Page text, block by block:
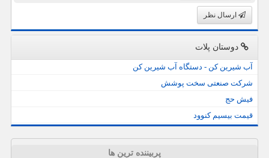
ارسال نظر
دوستان پلات
آب شیرین کن - دستگاه آب شیرین کن
شرکت صنعتی سخت پوشش
فیش حج
قیمت بیسیم کنوود
پربیننده ترین ها